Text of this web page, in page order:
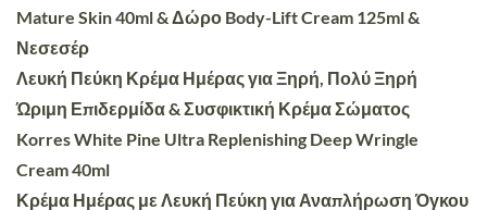
Mature Skin 40ml & Δώρο Body-Lift Cream 125ml &
Νεσεσέρ
Λευκή Πεύκη Κρέμα Ημέρας για Ξηρή, Πολύ Ξηρή
Ώριμη Επιδερμίδα & Συσφικτική Κρέμα Σώματος
Korres White Pine Ultra Replenishing Deep Wringle
Cream 40ml
Κρέμα Ημέρας με Λευκή Πεύκη για Αναπλήρωση Όγκου